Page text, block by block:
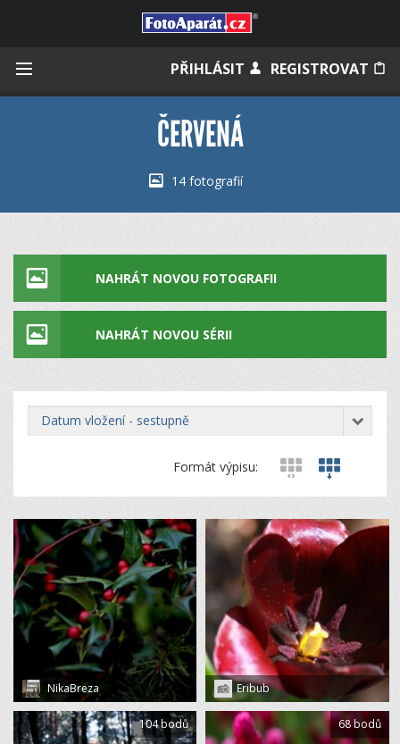
PŘIHLÁSIT REGISTROVAT
Měli jste účet na starém webu?
ČERVENÁ
14 fotografií
NAHRÁT NOVOU FOTOGRAFII
NAHRÁT NOVOU SÉRII
datum vložení - sestupně
Formát výpisu:
NikaBreza Eribub
104 bodů 68 bodů